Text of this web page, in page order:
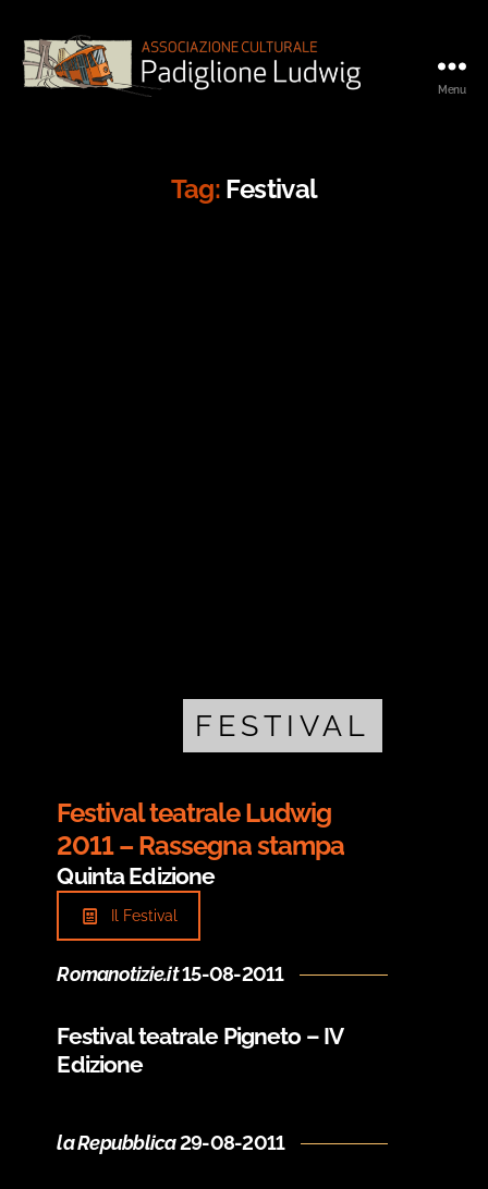
Menu
Tag: Festival
FESTIVAL
Festival teatrale Ludwig
2011 – Rassegna stampa
Quinta Edizione
Il Festival
Romanotizie.it15-08-2011
Festival teatrale Pigneto – IV
Edizione
la Repubblica29-08-2011